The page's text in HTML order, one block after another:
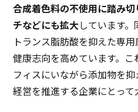
合成着色料の不使用に踏み
チなどにも拡大しています
トランス脂肪酸を抑えた専
健康志向を高めています。
フィスにいながら添加物を
経営を推進する企業にとって